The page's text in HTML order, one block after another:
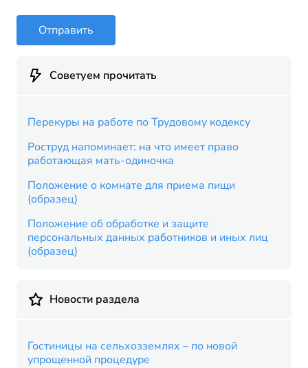
Отправить
Советуем прочитать
Перекуры на работе по Трудовому кодексу
Роструд напоминает: на что имеет право
работающая мать-одиночка
Положение о комнате для приема пищи
(образец)
Положение об обработке и защите
персональных данных работников и иных лиц
(образец)
Новости раздела
Гостиницы на сельхозземлях – по новой
упрощенной процедуре